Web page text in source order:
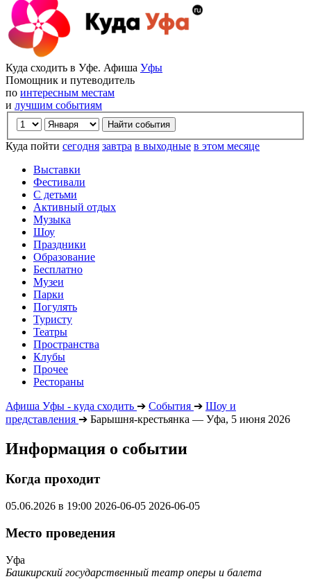
Куда сходить в Уфе. Афиша Уфы
Помощник и путеводитель
по интересным местам
и лучшим событиям
Куда пойти сегодня завтра в выходные в этом месяце
Выставки
Фестивали
С детьми
Активный отдых
Музыка
Шоу
Праздники
Образование
Бесплатно
Музеи
Парки
Погулять
Туристу
Театры
Пространства
Клубы
Прочее
Рестораны
Афиша Уфы - куда сходить ➔ События ➔ Шоу и
представления ➔ Барышня-крестьянка — Уфа, 5 июня 2026
Информация о событии
Когда проходит
05.06.2026 в 19:00 2026-06-05 2026-06-05
Место проведения
Уфа
Башкирский государственный театр оперы и балета